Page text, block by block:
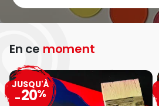
En ce moment
JUSQU'À
-20%